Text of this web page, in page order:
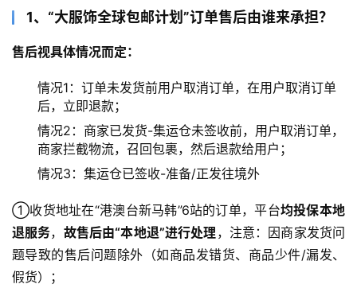
1、“大服饰全球包邮计划”订单售后由谁来承担？
售后视具体情况而定：
情况1：订单未发货前用户取消订单，在用户取消订单
后，立即退款；
情况2：商家已发货-集运仓未签收前，用户取消订单，
商家拦截物流，召回包裹，然后退款给用户；
情况3：集运仓已签收-准备/正发往境外
①收货地址在“港澳台新马韩”6站的订单，平台均投保本地
退服务， 故售后由“本地退”进行处理 ，注意：因商家发货问
题导致的售后问题除外（如商品发错货、商品少件/漏发、
假货）；